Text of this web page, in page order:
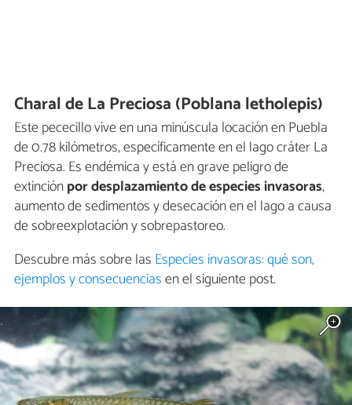
Charal de La Preciosa (Poblana letholepis)
Este pececillo vive en una minúscula locación en Puebla
de 0.78 kilómetros, específicamente en el lago cráter La
Preciosa. Es endémica y está en grave peligro de
extinciónpor desplazamiento de especies invasoras,
aumento de sedimentos y desecación en el lago a causa
de sobreexplotación y sobrepastoreo.
Descubre más sobre las Especies invasoras: qué son,
ejemplos y consecuenciasen el siguiente post.